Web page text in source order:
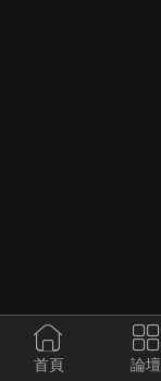
首頁 論壇